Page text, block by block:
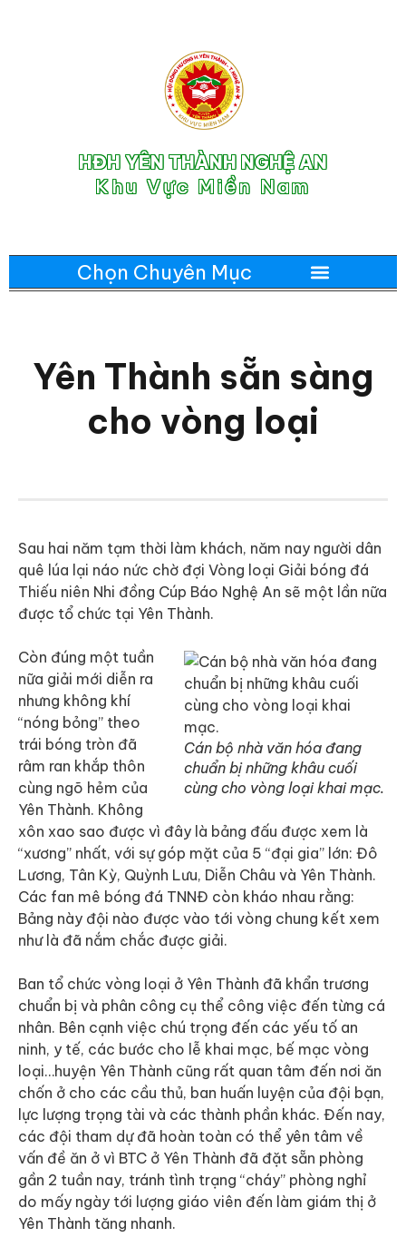
HĐH YÊN THÀNH NGHỆ AN
Khu Vực Miền Nam
Yên Thành sẵn sàng
cho vòng loại
Sau hai năm tạm thời làm khách, năm nay người dân
quê lúa lại náo nức chờ đợi Vòng loại Giải bóng đá
Thiếu niên Nhi đồng Cúp Báo Nghệ An sẽ một lần nữa
được tổ chức tại Yên Thành.
Cán bộ nhà văn hóa đang
chuẩn bị những khâu cuối
cùng cho vòng loại khai mạc.
Còn đúng một tuần
nữa giải mới diễn ra
nhưng không khí
“nóng bỏng” theo
trái bóng tròn đã
râm ran khắp thôn
cùng ngõ hẻm của
Yên Thành. Không
xôn xao sao được vì đây là bảng đấu được xem là
“xương” nhất, với sự góp mặt của 5 “đại gia” lớn: Đô
Lương, Tân Kỳ, Quỳnh Lưu, Diễn Châu và Yên Thành.
Các fan mê bóng đá TNNĐ còn kháo nhau rằng:
Bảng này đội nào được vào tới vòng chung kết xem
như là đã nắm chắc được giải.
Ban tổ chức vòng loại ở Yên Thành đã khẩn trương
chuẩn bị và phân công cụ thể công việc đến từng cá
nhân. Bên cạnh việc chú trọng đến các yếu tố an
ninh, y tế, các bước cho lễ khai mạc, bế mạc vòng
loại…huyện Yên Thành cũng rất quan tâm đến nơi ăn
chốn ở cho các cầu thủ, ban huấn luyện của đội bạn,
lực lượng trọng tài và các thành phần khác. Đến nay,
các đội tham dự đã hoàn toàn có thể yên tâm về
vấn đề ăn ở vì BTC ở Yên Thành đã đặt sẵn phòng
gần 2 tuần nay, tránh tình trạng “cháy” phòng nghỉ
do mấy ngày tới lượng giáo viên đến làm giám thị ở
Yên Thành tăng nhanh.